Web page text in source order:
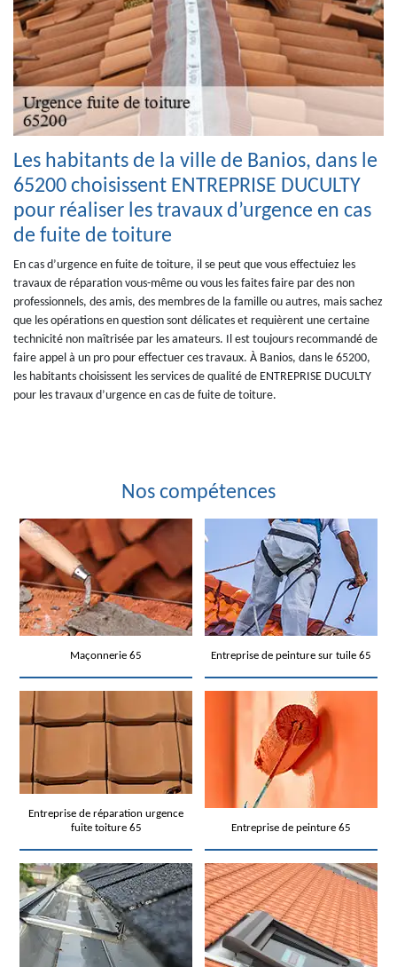
Les habitants de la ville de Banios, dans le
65200 choisissent ENTREPRISE DUCULTY
pour réaliser les travaux d’urgence en cas
de fuite de toiture
En cas d’urgence en fuite de toiture, il se peut que vous effectuiez les
travaux de réparation vous-même ou vous les faites faire par des non
professionnels, des amis, des membres de la famille ou autres, mais sachez
que les opérations en question sont délicates et requièrent une certaine
technicité non maîtrisée par les amateurs. Il est toujours recommandé de
faire appel à un pro pour effectuer ces travaux. À Banios, dans le 65200,
les habitants choisissent les services de qualité de ENTREPRISE DUCULTY
pour les travaux d’urgence en cas de fuite de toiture.
Nos compétences
Maçonnerie 65 Entreprise de peinture sur tuile 65
Entreprise de réparation urgence
fuite toiture 65
Entreprise de peinture 65